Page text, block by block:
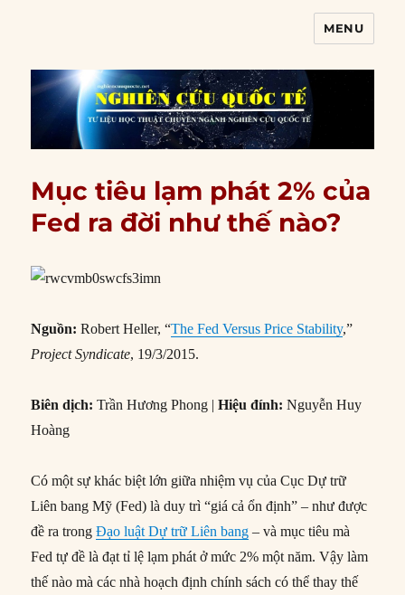
MENU
Mục tiêu lạm phát 2% của
Fed ra đời như thế nào?
Nguồn:Robert Heller, “The Fed Versus Price Stability,”
Project Syndicate, 19/3/2015.
Biên dịch: Trần Hương Phong |Hiệu đính: Nguyễn Huy
Hoàng
Có một sự khác biệt lớn giữa nhiệm vụ của Cục Dự trữ
Liên bang Mỹ (Fed) là duy trì “giá cả ổn định” – như được
đề ra trongĐạo luật Dự trữ Liên bang – và mục tiêu mà
Fed tự đề là đạt tỉ lệ lạm phát ở mức 2% một năm. Vậy làm
thế nào mà các nhà hoạch định chính sách có thể thay thế